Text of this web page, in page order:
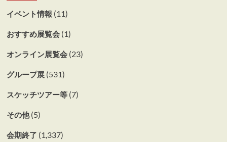
イベント情報 (11)
おすすめ展覧会(1)
オンライン展覧会(23)
グループ展(531)
スケッチツアー等(7)
その他(5)
会期終了 (1,337)